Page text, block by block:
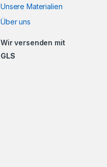
Unsere Materialien
Über uns
Wir versenden mit
GLS